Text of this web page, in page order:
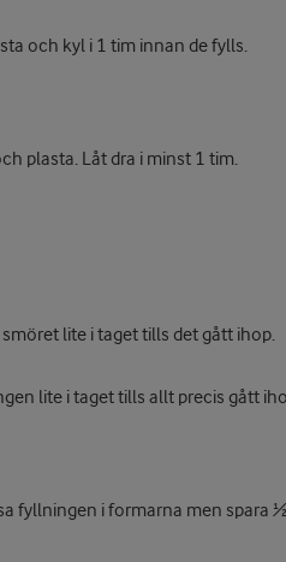
och kyl i 1 tim innan de fylls.
plasta. Låt dra i minst 1 tim.
lite i taget tills det gått ihop.
lite i taget tills allt precis gått
fyllningen i formarna men spara